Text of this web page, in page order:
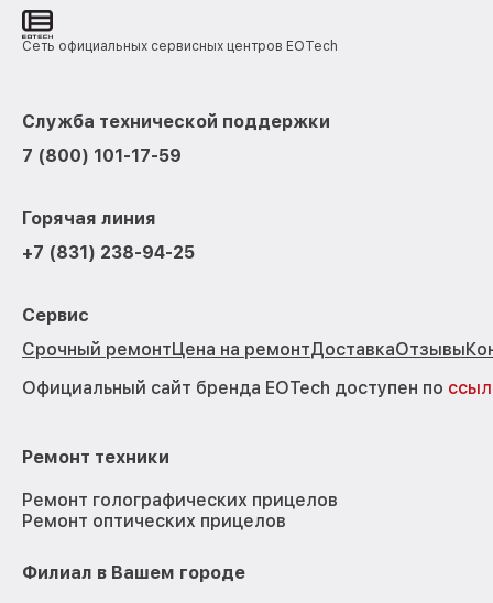
Сеть официальных сервисных центров EOTech
Служба технической поддержки
7 (800) 101-17-59
Горячая линия
+7 (831) 238-94-25
Сервис
Срочный ремонтЦена на ремонтДоставкаОтзывы
Официальный сайт бренда EOTech доступен по
Ремонт техники
Ремонт голографических прицелов
Ремонт оптических прицелов
Филиал в Вашем городе